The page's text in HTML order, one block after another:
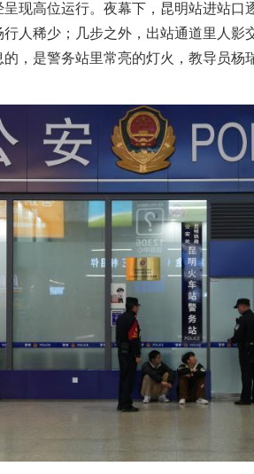
现高位运行。夜幕下，昆明站进站口
人稀少；几步之外，出站通道里人影
，是警务站里常亮的灯火，教导员杨